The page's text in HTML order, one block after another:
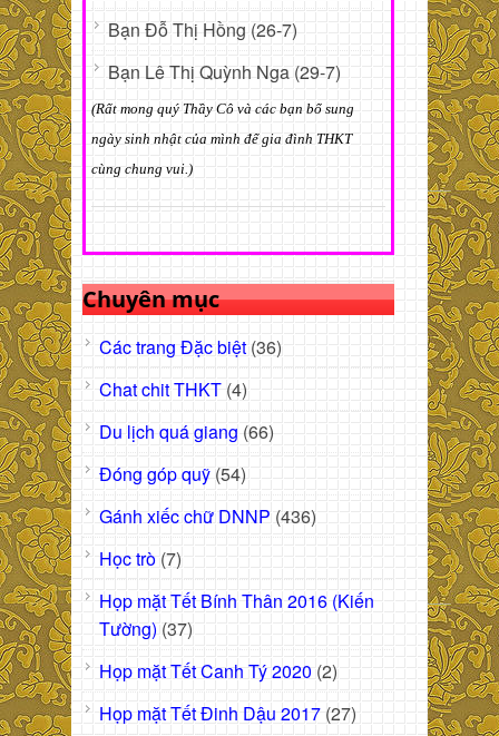
Bạn Đỗ Thị Hồng (26-7)
Bạn Lê Thị Quỳnh Nga (29-7)
(Rất mong quý Thầy Cô và các bạn bổ sung
ngày sinh nhật của mình để gia đình THKT
cùng chung vui.)
Chuyên mục
Các trang Đặc biệt(36)
Chat chit THKT (4)
Du lịch quá giang (66)
Đóng góp quỹ (54)
Gánh xiếc chữ DNNP (436)
Học trò (7)
Họp mặt Tết Bính Thân 2016 (Kiến
Tường) (37)
Họp mặt Tết Canh Tý 2020 (2)
Họp mặt Tết Đinh Dậu 2017 (27)